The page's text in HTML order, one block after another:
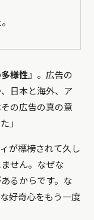
様性』 。広告の
日本と海外、ア
の広告の真の意
」
が標榜されて久し
せん。なぜな
るからです。な
好奇心をもう一度